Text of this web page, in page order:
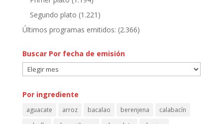
Segundo plato (1.221)
Últimos programas emitidos: (2.366)
Buscar Por fecha de emisión
Buscar
Por
fecha
emisión
Por ingrediente
aguacate arroz bacalao berenjena
calabacín